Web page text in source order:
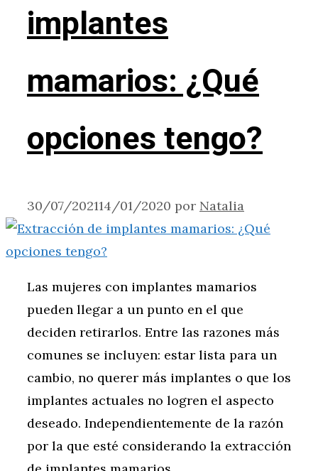
implantes
mamarios: ¿Qué
opciones tengo?
30/07/202114/01/2020 por Natalia
Las mujeres con implantes mamarios
pueden llegar a un punto en el que
deciden retirarlos. Entre las razones más
comunes se incluyen: estar lista para un
cambio, no querer más implantes o que los
implantes actuales no logren el aspecto
deseado. Independientemente de la razón
por la que esté considerando la extracción